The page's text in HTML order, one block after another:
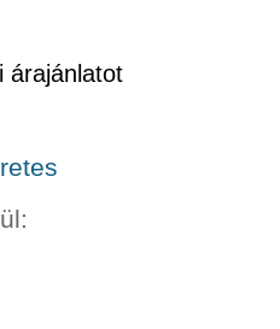
árajánlatot